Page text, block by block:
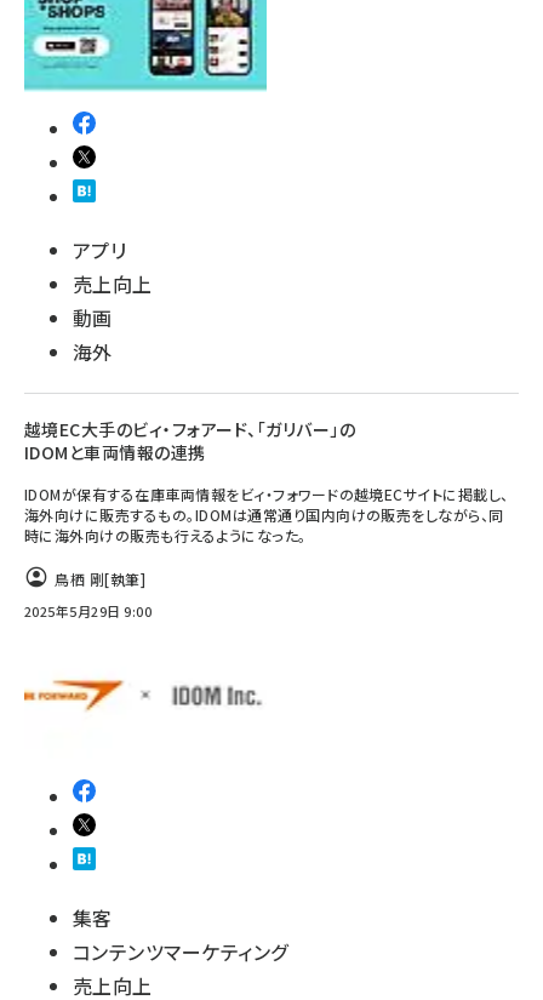
アプリ
売上向上
動画
海外
越境EC大手のビィ・フォアード、「ガリバー」の
IDOMと車両情報の連携
IDOMが保有する在庫車両情報をビィ・フォワードの越境ECサイトに掲載し、
海外向けに販売するもの。IDOMは通常通り国内向けの販売をしながら、同
時に海外向けの販売も行えるようになった。
鳥栖 剛[執筆]
2025年5月29日 9:00
集客
コンテンツマーケティング
売上向上